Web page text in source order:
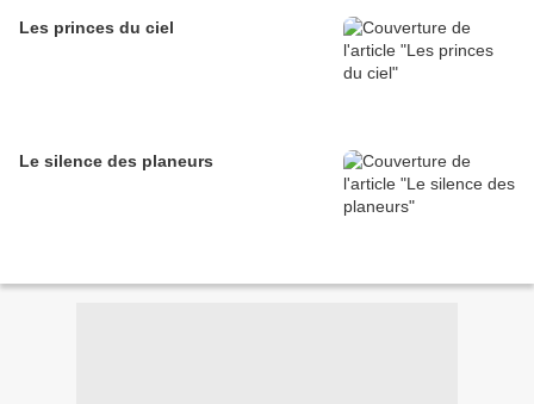
Les princes du ciel
Le silence des planeurs